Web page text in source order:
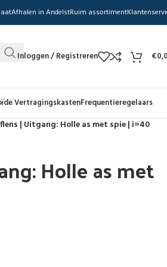
Afhalen in AndelstRuim assortiment
Inloggen / Registreren €
VertragingskastenFrequentieregelaars
| Uitgang: Holle as met spie | i=40
Holle as met